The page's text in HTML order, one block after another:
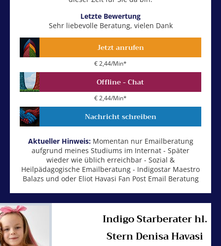
Letzte Bewertung
Sehr liebevolle Beratung, vielen Dank
Jetzt anrufen
€ 2,44/Min*
Offline - Chat
€ 2,44/Min*
Nachricht schreiben
Aktueller Hinweis: Momentan nur Emailberatung
aufgrund meines Studiums im Internat - Später
wieder wie üblich erreichbar - Sozial &
Heilpädagogische Emailberatung - Indigostar Maestro
Balazs und oder Eliot Havasi Fan Post Email Beratung
Indigo Starberater hl.
Stern Denisa Havasi